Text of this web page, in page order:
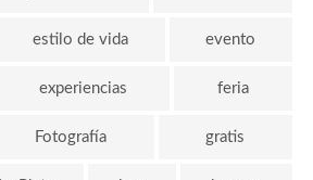
estilo de vida evento
experiencias feria
Fotografía gratis